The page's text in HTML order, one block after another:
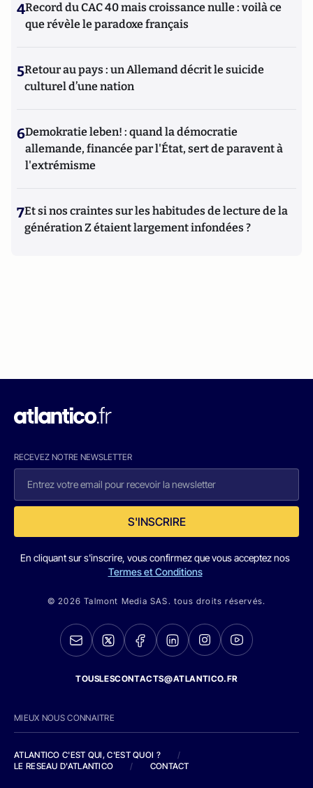
4Record du CAC 40 mais croissance nulle : voilà ce
que révèle le paradoxe français
5Retour au pays : un Allemand décrit le suicide
culturel d’une nation
6Demokratie leben! : quand la démocratie
allemande, financée par l'État, sert de paravent à
l'extrémisme
7Et si nos craintes sur les habitudes de lecture de la
génération Z étaient largement infondées ?
RECEVEZ NOTRE NEWSLETTER
S'INSCRIRE
En cliquant sur s'inscrire, vous confirmez que vous acceptez nos
Termes et Conditions
© 2026 Talmont Media SAS. tous droits réservés.
TOUSLESCONTACTS@ATLANTICO.FR
MIEUX NOUS CONNAITRE
ATLANTICO C'EST QUI, C'EST QUOI ?
/
LE RESEAU D'ATLANTICO
/ CONTACT